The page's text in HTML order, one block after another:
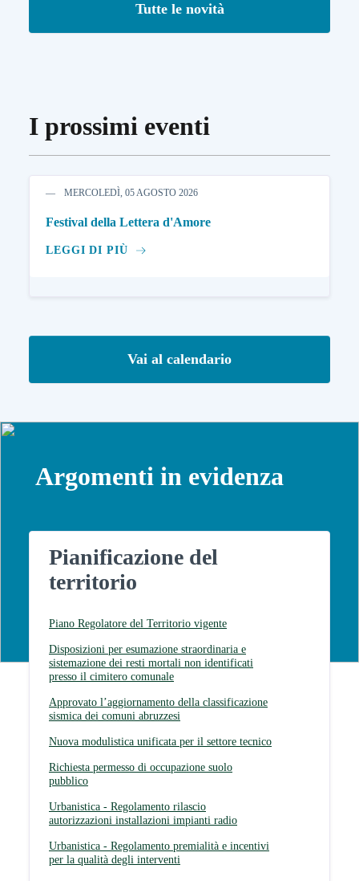
Tutte le novità
I prossimi eventi
MERCOLEDÌ, 05 AGOSTO 2026
Festival della Lettera d'Amore
LEGGI DI PIÙ
Vai al calendario
Argomenti in evidenza
Pianificazione del
territorio
Piano Regolatore del Territorio vigente
Disposizioni per esumazione straordinaria e
sistemazione dei resti mortali non identificati
presso il cimitero comunale
Approvato l’aggiornamento della classificazione
sismica dei comuni abruzzesi
Nuova modulistica unificata per il settore tecnico
Richiesta permesso di occupazione suolo
pubblico
Urbanistica - Regolamento rilascio
autorizzazioni installazioni impianti radio
Urbanistica - Regolamento premialità e incentivi
per la qualità degli interventi